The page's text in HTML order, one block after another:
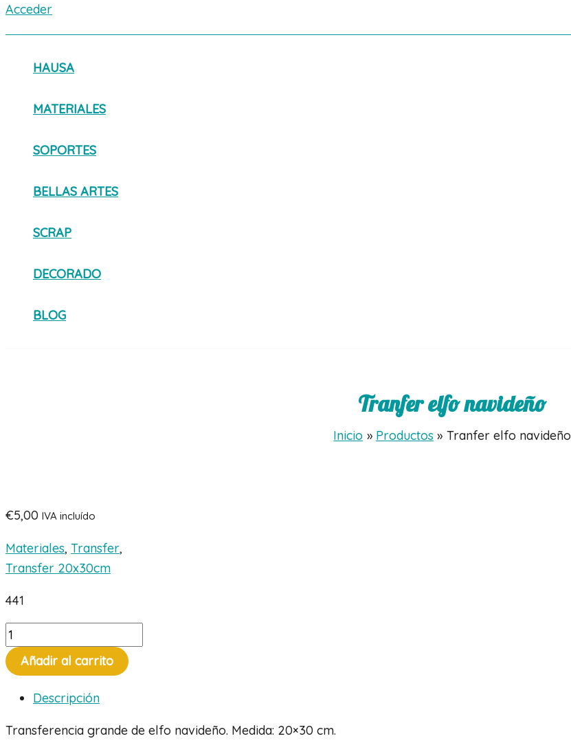
Acceder
HAUSA
MATERIALES
SOPORTES
BELLAS ARTES
SCRAP
DECORADO
BLOG
Tranfer elfo navideño
Inicio Productos Tranfer elfo navideño
€5,00 IVA incluído
Materiales, Transfer,
Transfer 20x30cm
441
Tranfer
elfo
navideño
cantidad
Añadir al carrito
Descripción
Transferencia grande de elfo navideño. Medida: 20×30 cm.